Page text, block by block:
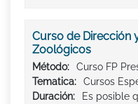
Curso de Dirección
Zoológicos
Método:
Curso FP
Tematica:
Cursos
Duración:
Es posible